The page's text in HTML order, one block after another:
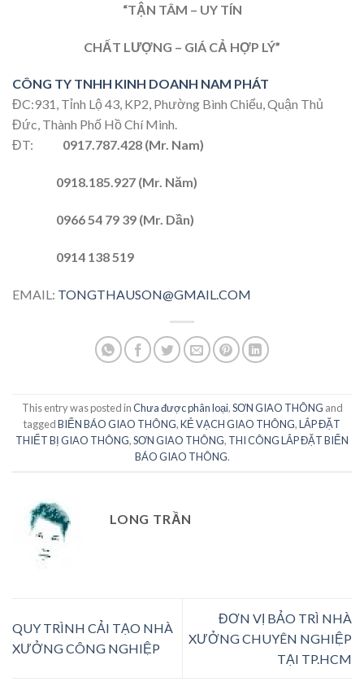
“TẬN TÂM – UY TÍN
CHẤT LƯỢNG – GIÁ CẢ HỢP LÝ”
CÔNG TY TNHH KINH DOANH NAM PHÁT
ĐC:931, Tỉnh Lộ 43, KP2, Phường Bình Chiểu, Quận Thủ
Đức, Thành Phố Hồ Chí Minh.
ĐT: 0917.787.428 (Mr. Nam)
0918.185.927 (Mr. Năm)
0966 54 79 39 (Mr. Dần)
0914 138 519
EMAIL: TONGTHAUSON@GMAIL.COM
This entry was posted inChưa được phân loại,SƠN GIAO THÔNG and
taggedBIỂN BÁO GIAO THÔNG,KẺ VẠCH GIAO THÔNG,LẮP ĐẶT
THIẾT BỊ GIAO THÔNG,SƠN GIAO THÔNG, THI CÔNG LẮP ĐẶT BIỂN
BÁO GIAO THÔNG.
LONG TRẦN
QUY TRÌNH CẢI TẠO NHÀ
XƯỞNG CÔNG NGHIỆP
ĐƠN VỊ BẢO TRÌ NHÀ
XƯỞNG CHUYÊN NGHIỆP
TẠI TP.HCM